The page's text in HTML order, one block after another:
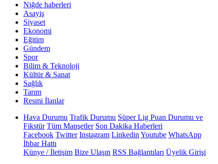
Niğde haberleri
Asayiş
Siyaset
Ekonomi
Eğitim
Gündem
Spor
Bilim & Teknoloji
Kültür & Sanat
Sağlık
Tarım
Resmi İlanlar
Hava Durumu Trafik Durumu Süper Lig Puan Durumu ve
Fikstür Tüm Manşetler Son Dakika Haberleri
Facebook Twitter Instagram Linkedin Youtube WhatsApp
İhbar Hattı
Künye / İletişim Bize Ulaşın RSS Bağlantıları Üyelik Girişi